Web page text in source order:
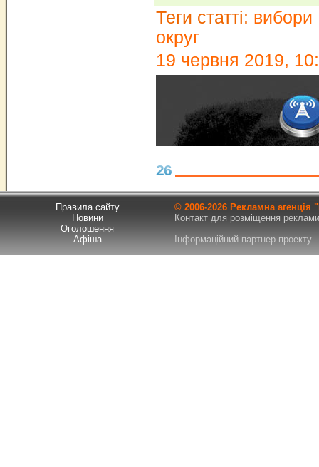
Теги статті: вибори
округ
19 червня 2019,
26
Правила сайту
Новини
Оголошення
Афіша
© 2006-2026 Рекламна
Контакт для розміщення
Інформаційний партнер проекту